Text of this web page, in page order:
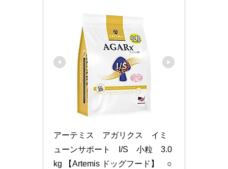
アーテミス　アガリクス　イミ
ューンサポート　I/S　小粒　3.0
kg 【Artemis ドッグフード】　○